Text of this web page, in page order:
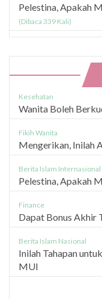
Pelestina, Apakah
(Dibaca 339 Kali)
Kesehatan
Wanita Boleh
Fikih Wanita
Mengerikan, Inilah
Berita Islam Internasional
Pelestina, Apakah
Finance
Dapat Bonus Akhir
Berita Islam Nasional
Inilah Tahapan
MUI